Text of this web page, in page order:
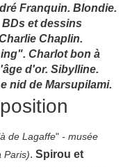
Franquin. Blondie.
BDs et dessins
Chaplin.
Charlot bon à
d'or. Sibylline.
nid de Marsupilami.
de Lagaffe" - musée
Paris). Spirou et